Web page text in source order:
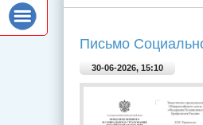
Письмо
30-06-2026, 15:10